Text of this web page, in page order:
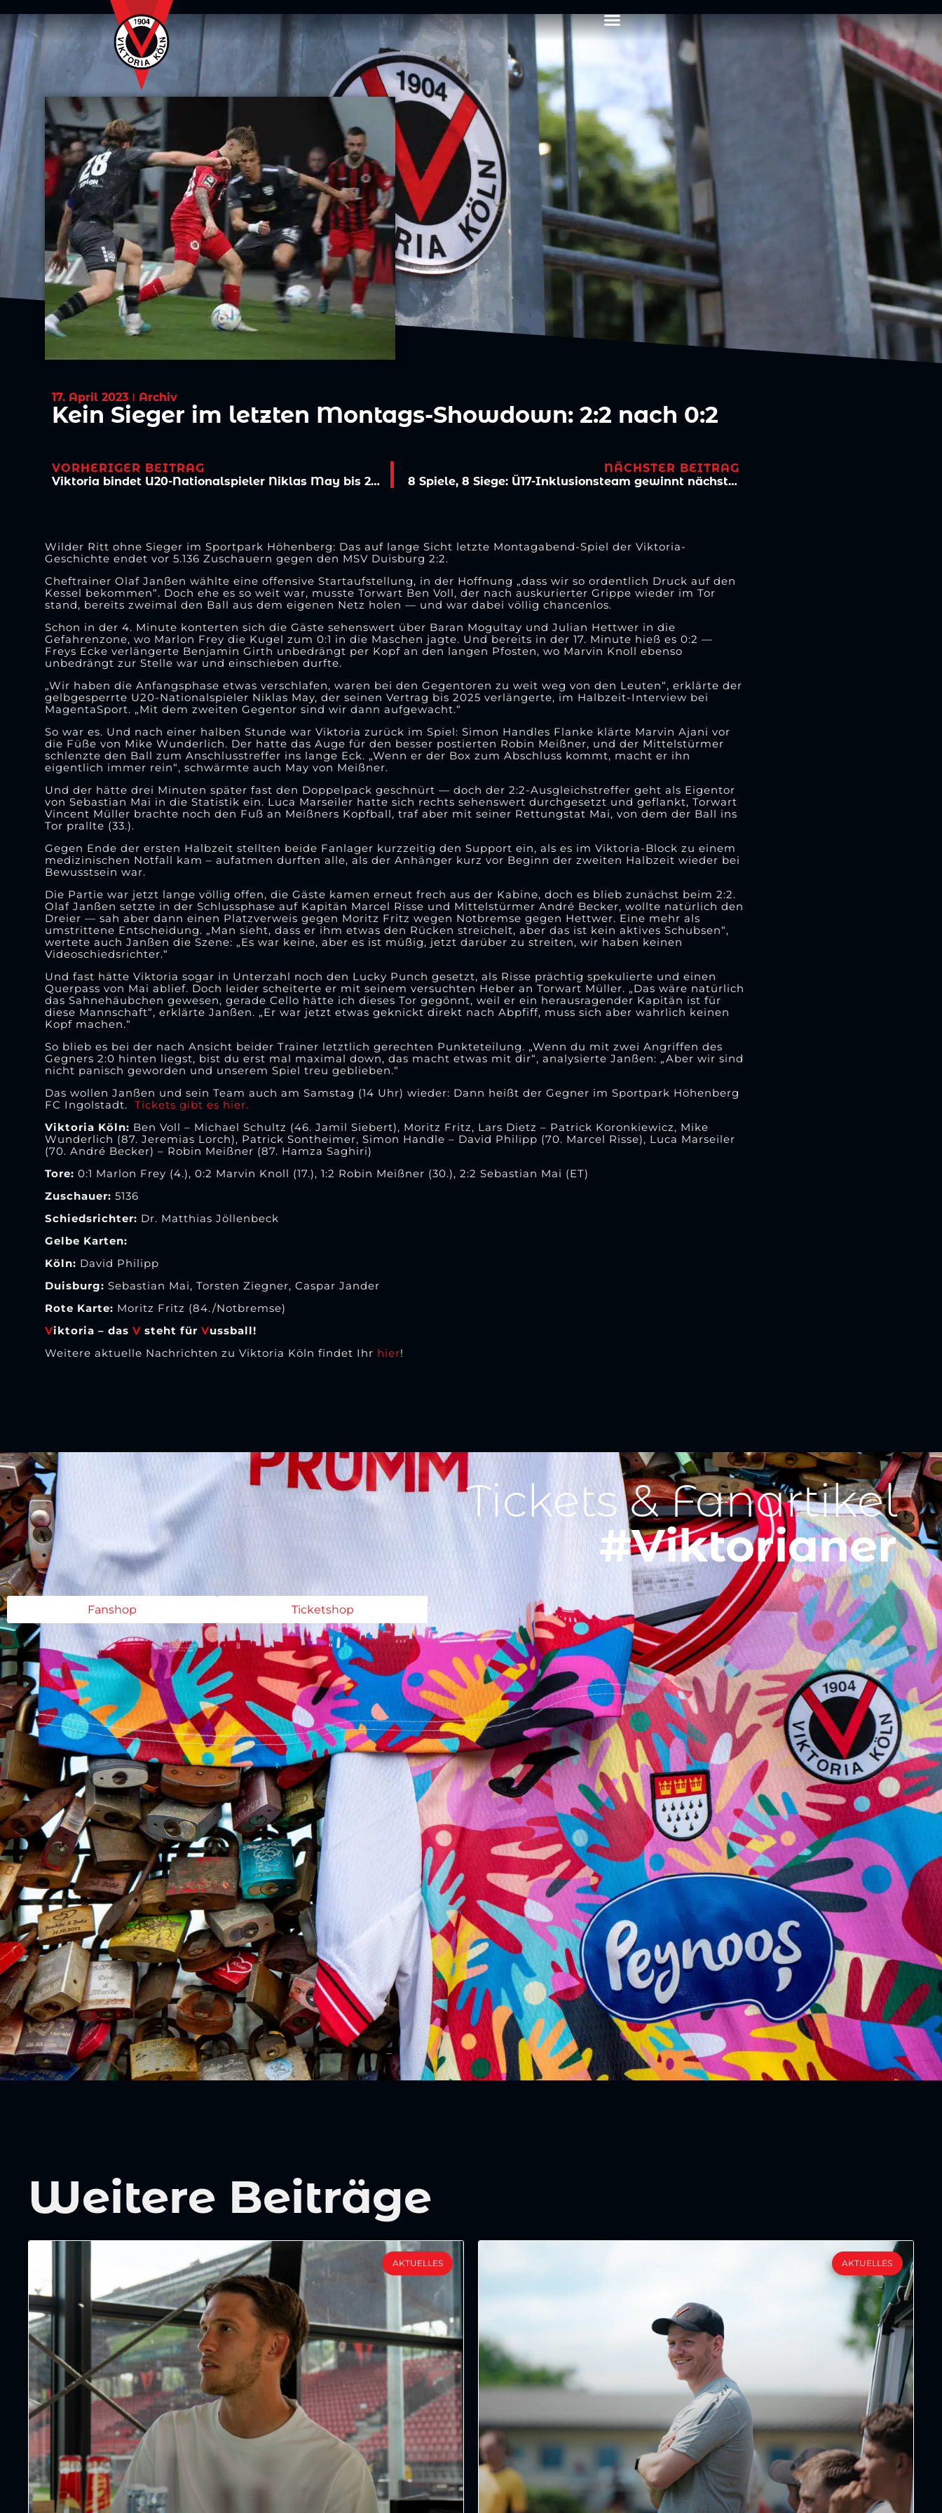
17. April 2023 Archiv
Kein Sieger im letzten Montags-Showdown: 2:2 nach 0:2
VORHERIGER BEITRAG
Viktoria bindet U20-Nationalspieler Niklas May bis 2025
NÄCHSTER BEITRAG
8 Spiele, 8 Siege: Ü17-Inklusionsteam gewinnt nächstes Turnier!
Wilder Ritt ohne Sieger im Sportpark Höhenberg: Das auf lange Sicht letzte Montagabend-Spiel der Viktoria-
Geschichte endet vor 5.136 Zuschauern gegen den MSV Duisburg 2:2.
Cheftrainer Olaf Janßen wählte eine offensive Startaufstellung, in der Hoffnung „dass wir so ordentlich Druck auf den
Kessel bekommen“. Doch ehe es so weit war, musste Torwart Ben Voll, der nach auskurierter Grippe wieder im Tor
stand, bereits zweimal den Ball aus dem eigenen Netz holen — und war dabei völlig chancenlos.
Schon in der 4. Minute konterten sich die Gäste sehenswert über Baran Mogultay und Julian Hettwer in die
Gefahrenzone, wo Marlon Frey die Kugel zum 0:1 in die Maschen jagte. Und bereits in der 17. Minute hieß es 0:2 —
Freys Ecke verlängerte Benjamin Girth unbedrängt per Kopf an den langen Pfosten, wo Marvin Knoll ebenso
unbedrängt zur Stelle war und einschieben durfte.
„Wir haben die Anfangsphase etwas verschlafen, waren bei den Gegentoren zu weit weg von den Leuten“, erklärte der
gelbgesperrte U20-Nationalspieler Niklas May, der seinen Vertrag bis 2025 verlängerte, im Halbzeit-Interview bei
MagentaSport. „Mit dem zweiten Gegentor sind wir dann aufgewacht.“
So war es. Und nach einer halben Stunde war Viktoria zurück im Spiel: Simon Handles Flanke klärte Marvin Ajani vor
die Füße von Mike Wunderlich. Der hatte das Auge für den besser postierten Robin Meißner, und der Mittelstürmer
schlenzte den Ball zum Anschlusstreffer ins lange Eck. „Wenn er der Box zum Abschluss kommt, macht er ihn
eigentlich immer rein“, schwärmte auch May von Meißner.
Und der hätte drei Minuten später fast den Doppelpack geschnürt — doch der 2:2-Ausgleichstreffer geht als Eigentor
von Sebastian Mai in die Statistik ein. Luca Marseiler hatte sich rechts sehenswert durchgesetzt und geflankt, Torwart
Vincent Müller brachte noch den Fuß an Meißners Kopfball, traf aber mit seiner Rettungstat Mai, von dem der Ball ins
Tor prallte (33.).
Gegen Ende der ersten Halbzeit stellten beide Fanlager kurzzeitig den Support ein, als es im Viktoria-Block zu einem
medizinischen Notfall kam – aufatmen durften alle, als der Anhänger kurz vor Beginn der zweiten Halbzeit wieder bei
Bewusstsein war.
Die Partie war jetzt lange völlig offen, die Gäste kamen erneut frech aus der Kabine, doch es blieb zunächst beim 2:2.
Olaf Janßen setzte in der Schlussphase auf Kapitän Marcel Risse und Mittelstürmer André Becker, wollte natürlich den
Dreier — sah aber dann einen Platzverweis gegen Moritz Fritz wegen Notbremse gegen Hettwer. Eine mehr als
umstrittene Entscheidung. „Man sieht, dass er ihm etwas den Rücken streichelt, aber das ist kein aktives Schubsen“,
wertete auch Janßen die Szene: „Es war keine, aber es ist müßig, jetzt darüber zu streiten, wir haben keinen
Videoschiedsrichter.“
Und fast hätte Viktoria sogar in Unterzahl noch den Lucky Punch gesetzt, als Risse prächtig spekulierte und einen
Querpass von Mai ablief. Doch leider scheiterte er mit seinem versuchten Heber an Torwart Müller. „Das wäre natürlich
das Sahnehäubchen gewesen, gerade Cello hätte ich dieses Tor gegönnt, weil er ein herausragender Kapitän ist für
diese Mannschaft“, erklärte Janßen. „Er war jetzt etwas geknickt direkt nach Abpfiff, muss sich aber wahrlich keinen
Kopf machen.“
So blieb es bei der nach Ansicht beider Trainer letztlich gerechten Punkteteilung. „Wenn du mit zwei Angriffen des
Gegners 2:0 hinten liegst, bist du erst mal maximal down, das macht etwas mit dir“, analysierte Janßen: „Aber wir sind
nicht panisch geworden und unserem Spiel treu geblieben.“
Das wollen Janßen und sein Team auch am Samstag (14 Uhr) wieder: Dann heißt der Gegner im Sportpark Höhenberg
FC Ingolstadt. Tickets gibt es hier.
Viktoria Köln: Ben Voll – Michael Schultz (46. Jamil Siebert), Moritz Fritz, Lars Dietz – Patrick Koronkiewicz, Mike
Wunderlich (87. Jeremias Lorch), Patrick Sontheimer, Simon Handle – David Philipp (70. Marcel Risse), Luca Marseiler
(70. André Becker) – Robin Meißner (87. Hamza Saghiri)
Tore: 0:1 Marlon Frey (4.), 0:2 Marvin Knoll (17.), 1:2 Robin Meißner (30.), 2:2 Sebastian Mai (ET)
Zuschauer: 5136
Schiedsrichter: Dr. Matthias Jöllenbeck
Gelbe Karten:
Köln: David Philipp
Duisburg: Sebastian Mai, Torsten Ziegner, Caspar Jander
Rote Karte: Moritz Fritz (84./Notbremse)
Viktoria – das Vsteht für Vussball!
Weitere aktuelle Nachrichten zu Viktoria Köln findet Ihr hier!
Tickets & Fanartikel
#Viktorianer
Fanshop Ticketshop
Weitere Beiträge
AKTUELLES AKTUELLES